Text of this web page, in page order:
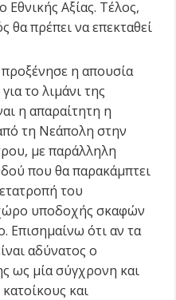
Εθνικής Αξίας. Τέλος,
θα πρέπει να επεκταθεί
η απουσία
το λιμάνι της
η απαραίτητη η
τη Νεάπολη στην
με παράλληλη
που θα παρακάμπτει
του
υποδοχής σκαφών
Επισημαίνω ότι αν τα
αδύνατος ο
ως μία σύγχρονη και
και